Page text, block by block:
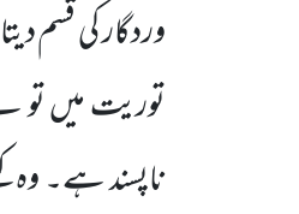
وردگار کی
توریت میں تو
ناپسند ہے۔ وہ